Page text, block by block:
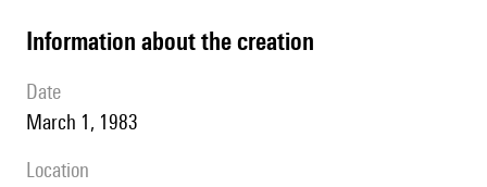
information about the creation
date
March 1, 1983
location